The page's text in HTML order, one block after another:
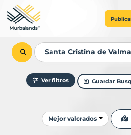
Ver filtros Guardar
Ordenar resultados
Mejor valorados